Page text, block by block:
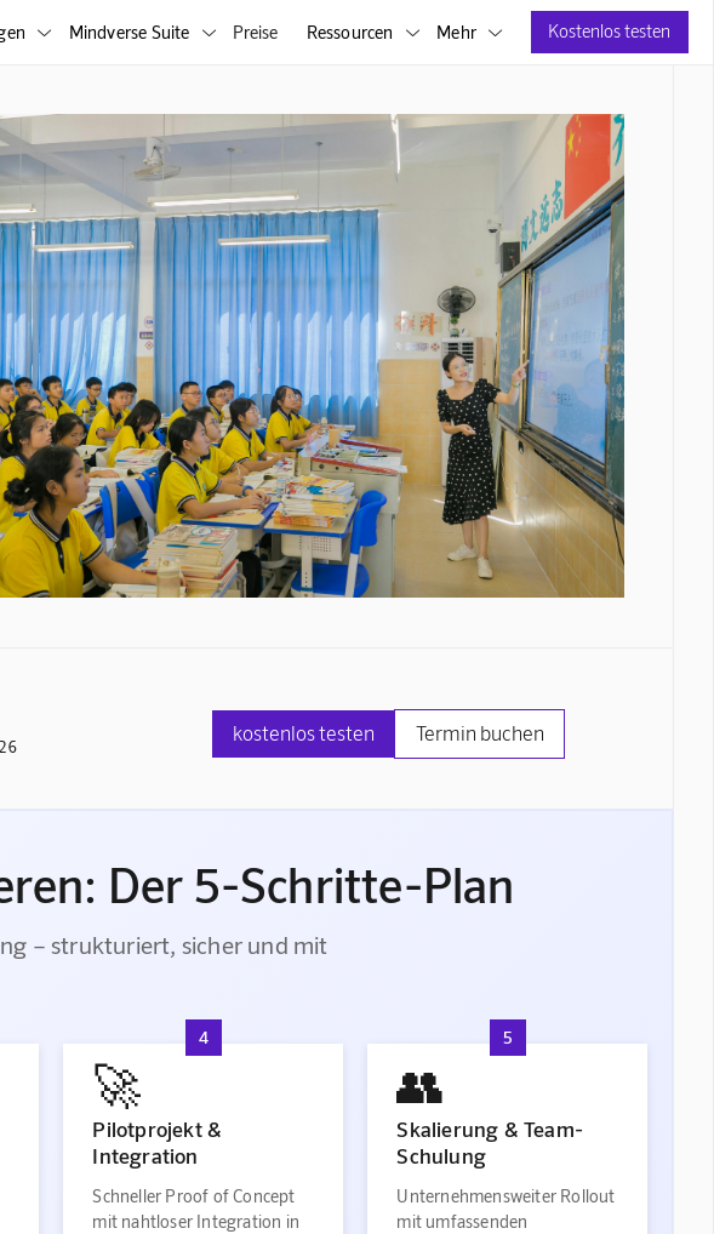
 Mindverse Suite  Preise Ressourcen  Mehr  Kostenlos testen
kostenlos testen Termin buchen
Der 5-Schritte-Plan
– strukturiert, sicher und mit
4
🚀
Pilotprojekt &
Integration
Schneller Proof of Concept
mit nahtloser Integration in
5
👥
Skalierung & Team-
Schulung
Unternehmensweiter Rollout
mit umfassenden